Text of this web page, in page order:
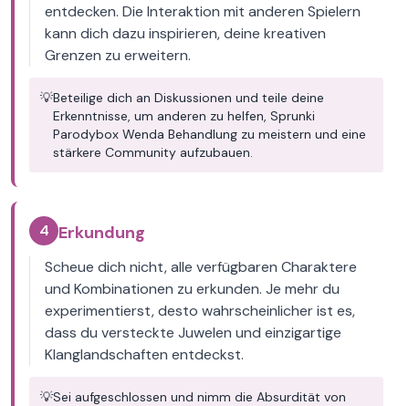
entdecken. Die Interaktion mit anderen Spielern
kann dich dazu inspirieren, deine kreativen
Grenzen zu erweitern.
💡Beteilige dich an Diskussionen und teile deine
Erkenntnisse, um anderen zu helfen, Sprunki
Parodybox Wenda Behandlung zu meistern und eine
stärkere Community aufzubauen.
4 Erkundung
Scheue dich nicht, alle verfügbaren Charaktere
und Kombinationen zu erkunden. Je mehr du
experimentierst, desto wahrscheinlicher ist es,
dass du versteckte Juwelen und einzigartige
Klanglandschaften entdeckst.
💡Sei aufgeschlossen und nimm die Absurdität von